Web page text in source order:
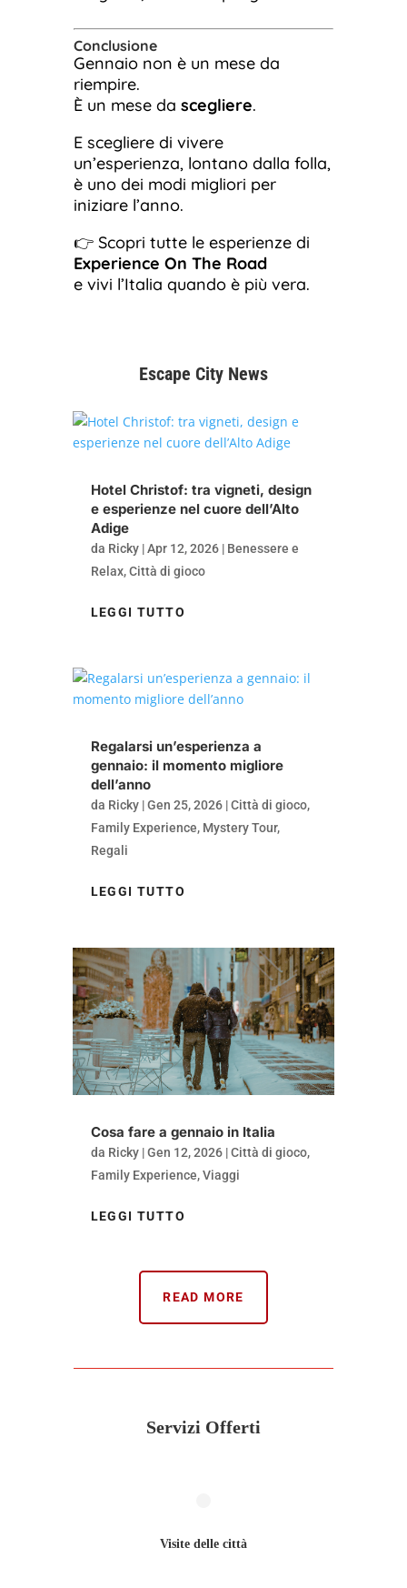
Conclusione
Gennaio non è un mese da
riempire.
È un mese da scegliere.
E scegliere di vivere
un’esperienza, lontano dalla folla,
è uno dei modi migliori per
iniziare l’anno.
👉 Scopri tutte le esperienze di
Experience On The Road
e vivi l’Italia quando è più vera.
Escape City News
Hotel Christof: tra vigneti, design
e esperienze nel cuore dell’Alto
Adige
da Ricky|Apr 12, 2026| Benessere e
Relax,Città di gioco
LEGGI TUTTO
Regalarsi un’esperienza a
gennaio: il momento migliore
dell’anno
da Ricky|Gen 25, 2026|Città di gioco,
Family Experience, Mystery Tour,
Regali
LEGGI TUTTO
Cosa fare a gennaio in Italia
da Ricky|Gen 12, 2026|Città di gioco,
Family Experience,Viaggi
LEGGI TUTTO
READ MORE
Servizi Offerti
Visite delle città